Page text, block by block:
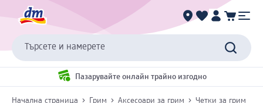
Търсете и намерете
Пазарувайте онлайн трайно изгодно
Начална страница Грим Аксесоари за грим Четки за грим